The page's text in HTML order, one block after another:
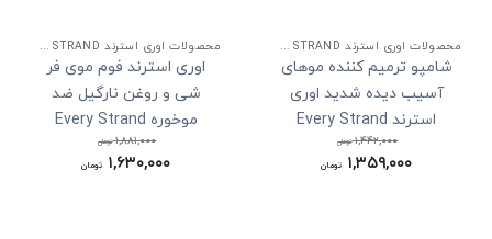
محصولات اوری استرند EVERY STRAND
شامپو ترمیم کننده موهای
آسیب دیده شدید اوری
استرند Every Strand
Severely Damaged Hair
Recovery Shampoo
۱,۴۴۲,۰۰۰ تومان
قیمت
اصلی:
۱,۳۵۹,۰۰۰ تومان
محصولات اوری استرند EVERY STRAND
اوری استرند فوم موی فر
شی و روغن نارگیل ضد
موخوره Every Strand
Simply Curls with Shea
and Coconut Oil Frizz-Free
۱,۸۸۱,۰۰۰ تومان
قیمت
اصلی:
۱,۶۳۰,۰۰۰ تومان